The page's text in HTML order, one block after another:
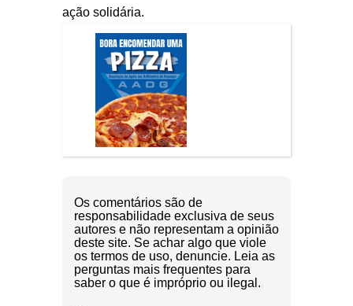
ação solidária.
Os comentários são de
responsabilidade exclusiva de seus
autores e não representam a opinião
deste site. Se achar algo que viole
os termos de uso, denuncie. Leia as
perguntas mais frequentes para
saber o que é impróprio ou ilegal.